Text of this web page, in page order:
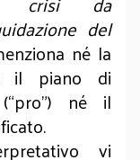
del
né la
il piano di
né il
vi